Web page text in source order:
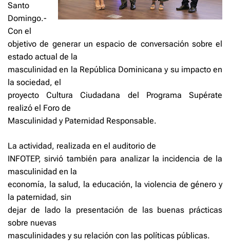
Santo
Domingo.-
Con el
objetivo de generar un espacio de conversación sobre el
estado actual de la
masculinidad en la República Dominicana y su impacto en
la sociedad, el
proyecto Cultura Ciudadana del Programa Supérate
realizó el Foro de
Masculinidad y Paternidad Responsable.
La actividad, realizada en el auditorio de
INFOTEP, sirvió también para analizar la incidencia de la
masculinidad en la
economía, la salud, la educación, la violencia de género y
la paternidad, sin
dejar de lado la presentación de las buenas prácticas
sobre nuevas
masculinidades y su relación con las políticas públicas.